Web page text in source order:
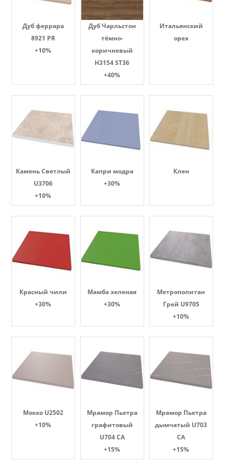
Дуб феррара
8921 PR
+10%
Дуб Чарльстон
тёмно-
коричневый
H3154 ST36
+40%
Итальянский
орех
Камень Светлый
U3706
+10%
Капри модра
+30%
Клен
Красный чили
+30%
Мамба зеленая
+30%
Метрополитан
Грей U9705
+10%
Мокко U2502
+10%
Мрамор Пьетра
графитовый
U704 CA
+15%
Мрамор Пьетра
дымчатый U703
CA
+15%